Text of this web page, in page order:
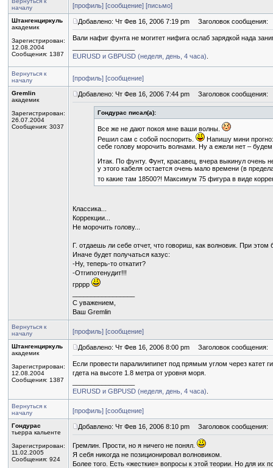
началу
[профиль] [сообщение] [письмо]
Штангенциркуль
академик
Зарегистрирован:
12.08.2004
Сообщения: 1387
Добавлено: Чт Фев 16, 2006 7:19 pm Заголовок сообщения:
Вали нафиг фунта не могитет нифига ослаб зарядкой нада
EURUSD и GBPUSD (неделя, день, 4 часа)
Вернуться к
началу
[профиль] [сообщение]
Gremlin
академик
Зарегистрирован:
26.07.2004
Сообщения: 3037
Добавлено: Чт Фев 16, 2006 7:44 pm Заголовок сообщения:
Гондурас писал(а):
Все же не дают покоя мне ваши волны.
Решил сам с собой поспорить.
Напишу мини
себе голову морочить волнами. Ну а ежели нет –
Итак. По фунту. Фунт, красавец, вчера выкинул очень
у этого кабеля остается очень мало времени (в
то какие там 18500?! Максимум 75 фигура в виде
Классика...
Коррекции...
Не морочить голову...
Г. отдаешь ли себе отчет, что говориш, как волновик. При
Иначе будет получаться казус:
-Ну, теперь-то откатит?
-Отгипотенудит!!!
грррр
С уважением,
Ваш Gremlin
Вернуться к
началу
[профиль] [сообщение]
Штангенциркуль
академик
Зарегистрирован:
12.08.2004
Сообщения: 1387
Добавлено: Чт Фев 16, 2006 8:00 pm Заголовок сообщения:
Если провести паралилипипет под прямым углом через катет
гдета на высоте 1.8 метра от уровня моря.
EURUSD и GBPUSD (неделя, день, 4 часа)
Вернуться к
началу
[профиль] [сообщение]
Гондурас
тьерра кальенте
Зарегистрирован:
11.02.2005
Сообщения: 924
Добавлено: Чт Фев 16, 2006 8:10 pm Заголовок сообщения:
Гремлин. Прости, но я ничего не понял.
Я себя никогда не позиционировал волновиком.
Более того. Есть «жесткие» вопросы к этой теории. Но для их